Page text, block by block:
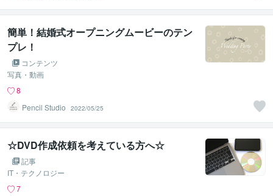
簡単！結婚式オープニングムービーのテン
プレ！
コンテンツ
写真・動画
8
Pencil Studio
2022/05/25
☆DVD作成依頼を考えている方へ☆
記事
IT・テクノロジー
7